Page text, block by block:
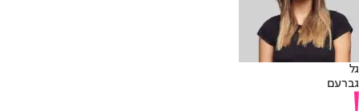
גל
גברעם